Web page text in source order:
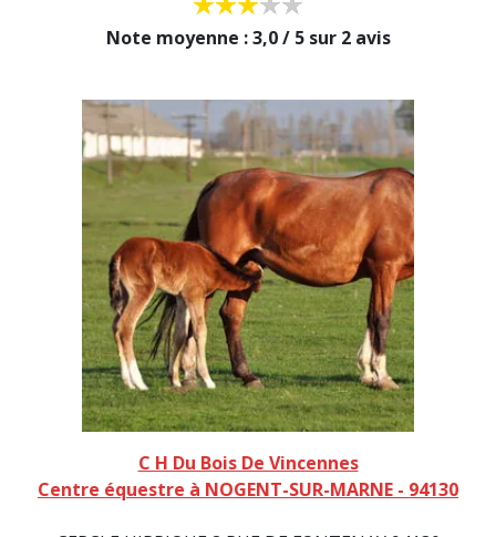
Note moyenne : 3,0 / 5 sur 2 avis
C H Du Bois De Vincennes
Centre équestre à NOGENT-SUR-MARNE - 94130